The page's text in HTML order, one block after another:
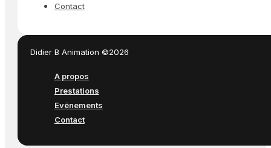
Contact
Didier B Animation ©2026
A propos
Prestations
Evénements
Contact